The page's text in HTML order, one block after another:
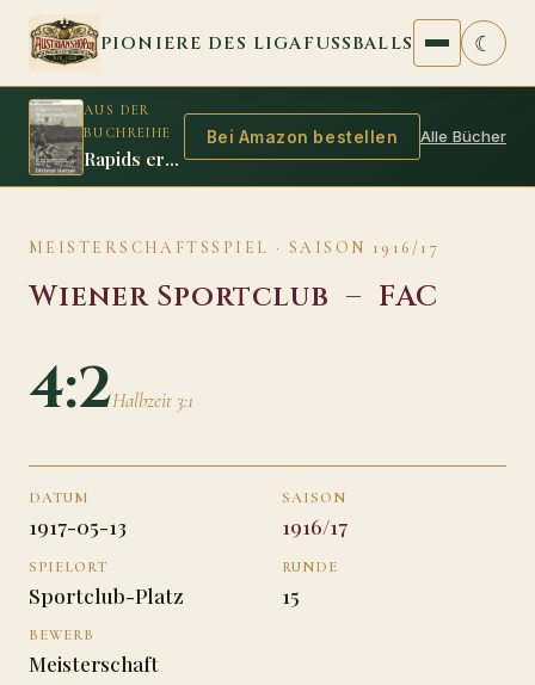
Zum Inhalt springen
PIONIERE DES LIGAFUSSBALLS ☾
AUS DER
BUCHREIHE
Rapids erste Titelverteidigung 1912/13
Bei Amazon bestellen Alle Bücher
MEISTERSCHAFTSSPIEL · SAISON 1916/17
Wiener Sportclub – FAC
4:2Halbzeit 3:1
DATUM
1917-05-13
SAISON
1916/17
SPIELORT
Sportclub-Platz
RUNDE
15
BEWERB
Meisterschaft